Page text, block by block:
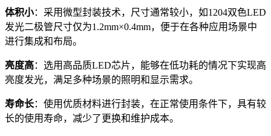
体积小：采用微型封装技术，尺寸通常较小，如1204双色LED
发光二极管尺寸仅为1.2mm×0.4mm，便于在各种应用场景中
进行集成和布局。
亮度高：选用高品质LED芯片，能够在低功耗的情况下实现高
亮度发光，满足多种场景的照明和显示需求。
寿命长：使用优质材料进行封装，在正常使用条件下，具有较
长的使用寿命，减少了更换和维护成本。